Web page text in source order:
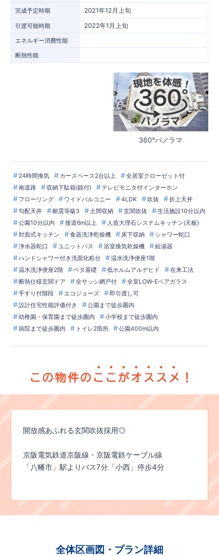
完成予定時期 2021年12月上旬
引渡可能時期 2022年1月上旬
エネルギー消費性能
断熱性能
24時間換気 カースペース2台以上
全居室クローゼット付
南道路
収納下駄箱(鏡付)
テレビモニタ付インターホン
フローリング
ワイドバルコニー 4LDK 吹抜
折上天井
勾配天井
耐震等級3 土間収納 玄関吹抜
生活施設10分以内
公園10分以内
接道6m以上
人造大理石システムキッチン(天板)
対面式キッチン
食器洗浄乾燥機 床下収納
シャワー蛇口
浄水器蛇口
ユニットバス 浴室換気乾燥機
給湯器
ハンドシャワー付き洗面化粧台
温水洗浄便座1階
温水洗浄便座2階
ベタ基礎 低ホルムアルデヒド
在来工法
断熱仕様玄関ドア
全サッシ網戸付
全室LOW-Eペアガラス
手すり付階段
エコジョーズ
即引渡し可
設計住宅性能評価付き
公園まで徒歩圏内
幼稚園・保育園まで徒歩圏内
小学校まで徒歩圏内
病院まで徒歩圏内
トイレ2箇所 公園400m以内
360°パノラマ
開放感あふれる玄関吹抜採用◎
京阪電気鉄道京阪線・京阪電鉄ケーブル線
「八幡市」駅よりバス7分「小西」停歩4分
全体区画図・プラン詳細